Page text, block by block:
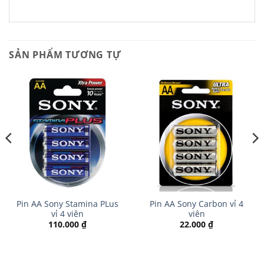
SẢN PHẨM TƯƠNG TỰ
Pin AA Sony Stamina PLus
vỉ 4 viên
110.000 ₫
Pin AA Sony Carbon vỉ 4
viên
22.000 ₫